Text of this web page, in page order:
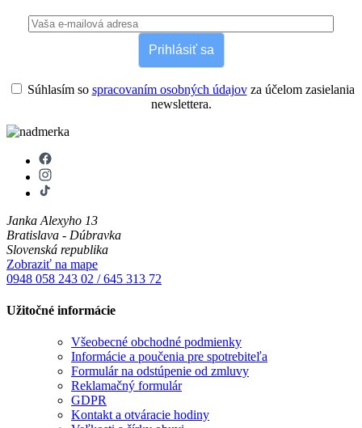
Prihlásiť sa
Súhlasím so spracovaním osobných údajovza účelom zasielania
newslettera.
Janka Alexyho 13
Bratislava - Dúbravka
Slovenská republika
Zobraziť na mape
0948 058 243 02 / 645 313 72
Užitočné informácie
Všeobecné obchodné podmienky
Informácie a poučenia pre spotrebiteľa
Formulár na odstúpenie od zmluvy
Reklamačný formulár
GDPR
Kontakt a otváracie hodiny